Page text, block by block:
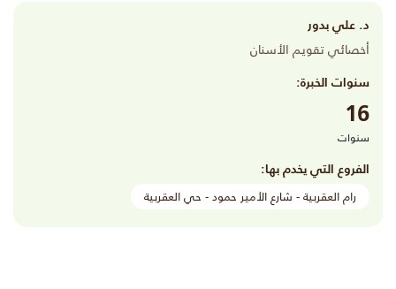
د. علي بدور
أخصائي تقويم الأسنان
سنوات الخبرة:
16
سنوات
الفروع التي يخدم بها:
رام العقربية - شارع الأمير حمود - حي العقربية